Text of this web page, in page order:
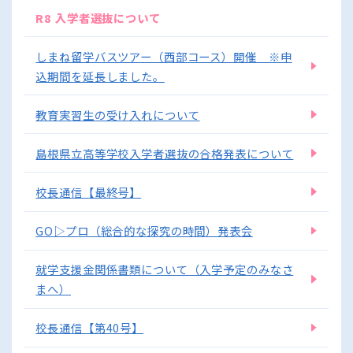
R8 入学者選抜について
しまね留学バスツアー（西部コース）開催 ※申
込期間を延長しました。
教育実習生の受け入れについて
島根県立高等学校入学者選抜の合格発表について
校長通信【最終号】
GO▷プロ（総合的な探究の時間）発表会
就学支援金関係書類について（入学予定のみなさ
まへ）
校長通信【第40号】